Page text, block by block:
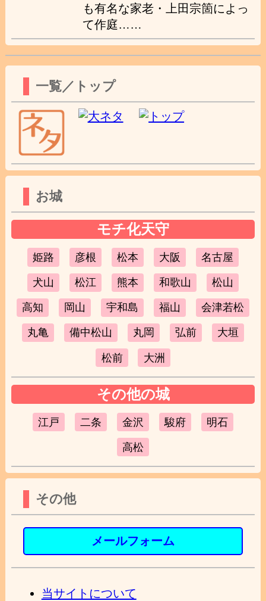
も有名な家老・上田宗箇によっ
て作庭……
一覧／トップ
お城
モチ化天守
姫路 彦根 松本 大阪 名古屋
犬山 松江 熊本 和歌山 松山
高知 岡山 宇和島 福山 会津若松
丸亀 備中松山 丸岡 弘前 大垣
松前 大洲
その他の城
江戸 二条 金沢 駿府 明石
高松
その他
メールフォーム
当サイトについて